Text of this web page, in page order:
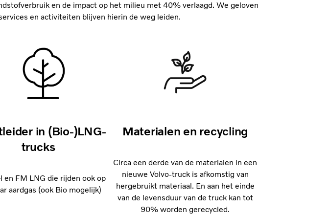
en de impact op het milieu met 40% verlaagd. We geloven
en activiteiten blijven hierin de weg leiden.
in (Bio-)LNG-
trucks
en FM LNG die rijden ook op
aardgas (ook Bio mogelijk)
Materialen en recycling
Circa een derde van de materialen in een
nieuwe Volvo-truck is afkomstig van
hergebruikt materiaal. En aan het einde
van de levensduur van de truck kan tot
90% worden gerecycled.